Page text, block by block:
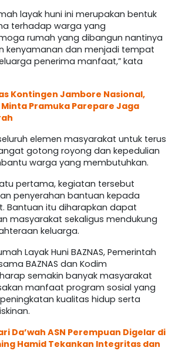
layak huni ini merupakan bentuk
terhadap warga yang
rumah yang dibangun nantinya
kenyamanan dan menjadi tempat
penerima manfaat,” kata
Kontingen Jambore Nasional,
Pramuka Parepare Jaga
elemen masyarakat untuk terus
gotong royong dan kepedulian
warga yang membutuhkan.
pertama, kegiatan tersebut
penyerahan bantuan kepada
Bantuan itu diharapkan dapat
masyarakat sekaligus mendukung
keluarga.
Layak Huni BAZNAS, Pemerintah
BAZNAS dan Kodim
semakin banyak masyarakat
manfaat program sosial yang
kualitas hidup serta
Da’wah ASN Perempuan Digelar di
Hamid Tekankan Integritas dan